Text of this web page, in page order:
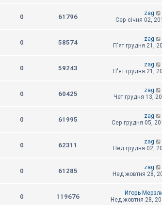
0 61796
zag
Сер січня 02,
0 58574
zag
П'ят грудня 21,
0 59243
zag
П'ят грудня 21,
0 60425
zag
Чет грудня 13,
0 61995
zag
Сер грудня 05,
0 62311
zag
Нед грудня 02,
0 61285
zag
Нед жовтня 28,
0 119676
Игорь
Нед жовтня 28,